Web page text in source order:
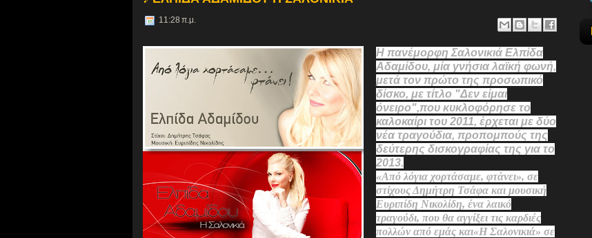
11:28 π.μ.
Η πανέμορφη Σαλονικιά Ελπίδα
Αδαμίδου, μία γνήσια λαϊκή φωνή,
μετά τον πρώτο της προσωπικό
δίσκο, με τίτλο "Δεν είμαι
όνειρο",που κυκλοφόρησε το
καλοκαίρι του 2011, έρχεται με δύο
νέα τραγούδια, προπομπούς της
δεύτερης δισκογραφίας της για το
2013.
«Από λόγια χορτάσαμε, φτάνει», σε
στίχους Δημήτρη Τσάφα και μουσική
Ευριπίδη Νικολίδη, ένα λαικό
τραγούδι, που θα αγγίξει τις καρδιές
πολλών από εμάς και«Η Σαλονικιά» σε